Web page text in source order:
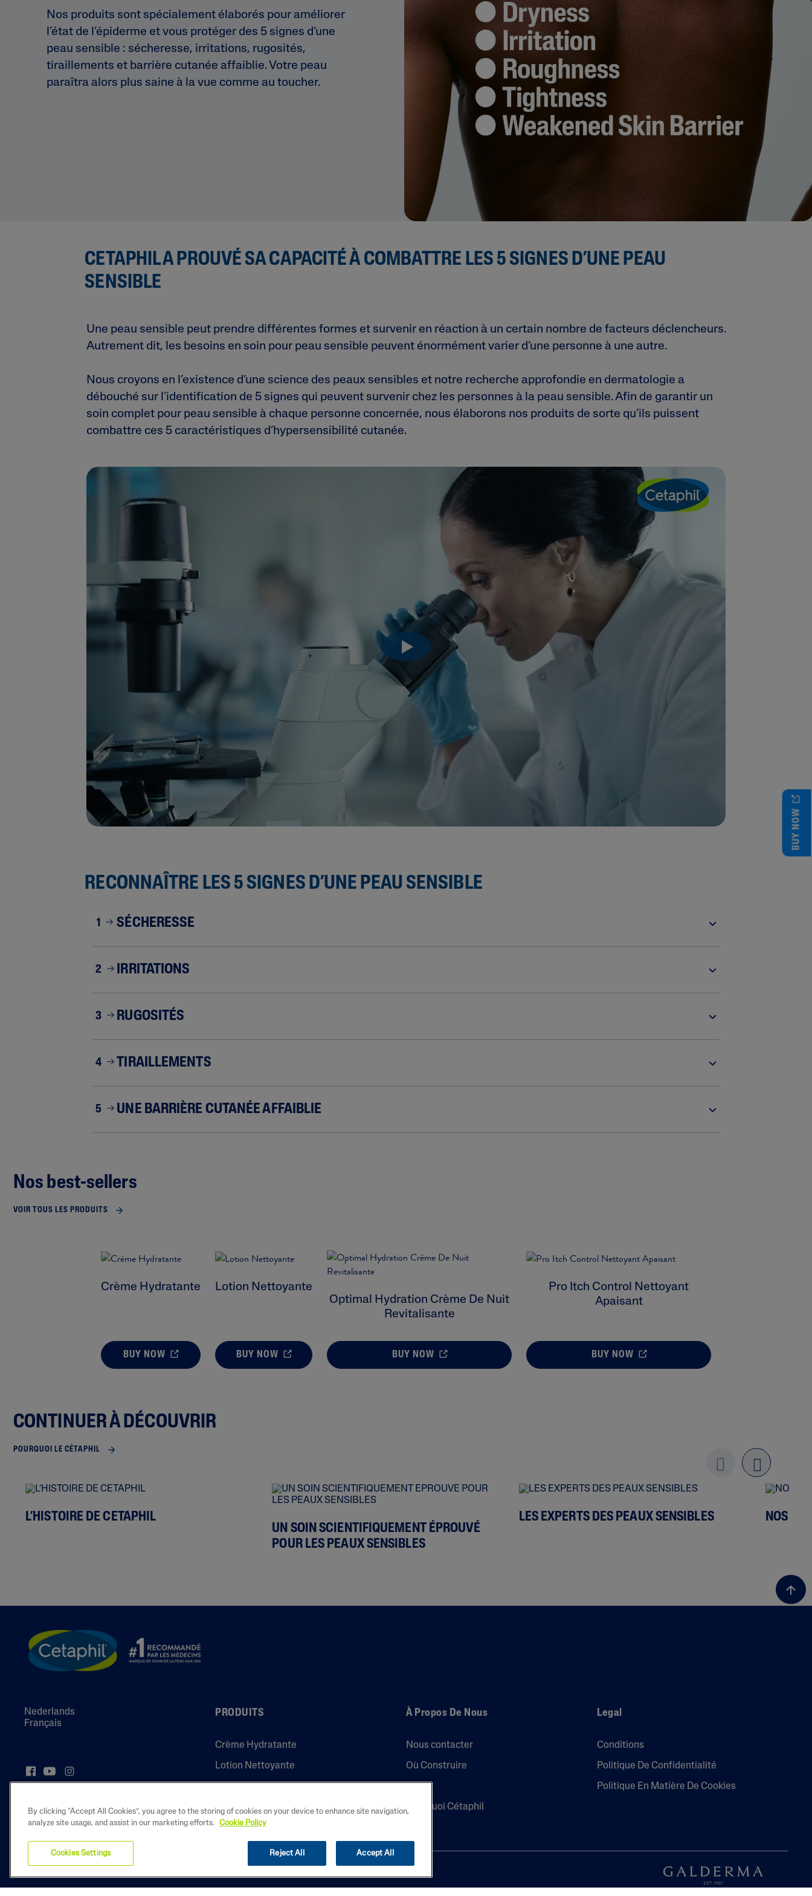
Nos produits sont spécialement élaborés pour améliorer
l’état de l’épiderme et vous protéger des 5 signes d’une
peau sensible : sécheresse, irritations, rugosités,
tiraillements et barrière cutanée affaiblie. Votre peau
paraîtra alors plus saine à la vue comme au toucher.
CETAPHIL A PROUVÉ SA CAPACITÉ À COMBATTRE LES 5 SIGNES D’UNE PEAU
SENSIBLE
Une peau sensible peut prendre différentes formes et survenir en réaction à un certain nombre de facteurs déclencheurs.
Autrement dit, les besoins en soin pour peau sensible peuvent énormément varier d’une personne à une autre.
Nous croyons en l’existence d’une science des peaux sensibles et notre recherche approfondie en dermatologie a
débouché sur l’identification de 5 signes qui peuvent survenir chez les personnes à la peau sensible. Afin de garantir un
soin complet pour peau sensible à chaque personne concernée, nous élaborons nos produits de sorte qu’ils puissent
combattre ces 5 caractéristiques d’hypersensibilité cutanée.
RECONNAÎTRE LES 5 SIGNES D’UNE PEAU SENSIBLE
1 SÉCHERESSE
2 IRRITATIONS
3 RUGOSITÉS
4 TIRAILLEMENTS
5 UNE BARRIÈRE CUTANÉE AFFAIBLIE
Nos best-sellers
VOIR TOUS LES PRODUITS
Crème Hydratante
BUY NOW
Lotion Nettoyante
BUY NOW
Optimal Hydration Crème De Nuit
Revitalisante
BUY NOW
Pro Itch Control Nettoyant
Apaisant
BUY NOW
CONTINUER À DÉCOUVRIR
POURQUOI LE CÉTAPHIL
next
L’HISTOIRE DE CETAPHIL
UN SOIN SCIENTIFIQUEMENT ÉPROUVÉ
POUR LES PEAUX SENSIBLES
LES EXPERTS DES PEAUX SENSIBLES NOS
BUY NOW
Nederlands
Français
PRODUITS
Crème Hydratante
Lotion Nettoyante
Pro Itch Control Lait Hydratant
À Propos De Nous
Nous contacter
Où Construire
Pourquoi Cétaphil
Legal
Conditions
Politique De Confidentialité
Politique En Matière De Cookies
By clicking “Accept All Cookies”, you agree to the storing of cookies on your device to enhance site navigation,
analyze site usage, and assist in our marketing efforts.
Cookie Policy
Cookies Settings Reject All Accept All